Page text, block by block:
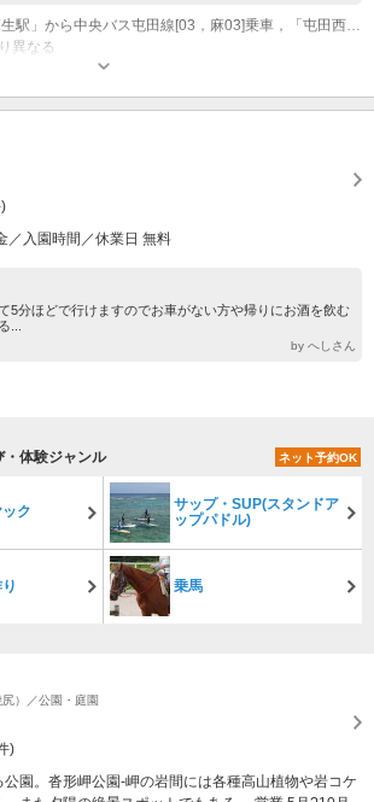
(1)地下鉄南北線「麻生駅」から中央バス屯田線[03，麻03]乗車，「屯田西公園」下車，徒歩1分
異なる
／入園時間／休業日 無料
5分ほどで行けますのでお車がない方や帰りにお酒を飲む
...
by へしさん
・体験ジャンル ネット予約OK
ク
サップ・SUP(スタンドア
ップパドル)
乗馬
）／公園・庭園
)
園。沓形岬公園-岬の岩間には各種高山植物や岩コケ